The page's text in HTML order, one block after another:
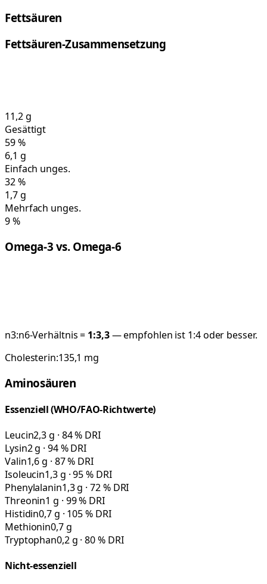
Fettsäuren
Fettsäuren-Zusammensetzung
11,2g
Gesättigt
59%
6,1 g
Einfach unges.
32%
1,7g
Mehrfach unges.
9%
Omega-3 vs. Omega-6
n3:n6-Verhältnis = 1:3,3— empfohlen ist 1:4 oder besser.
Cholesterin:135,1 mg
Aminosäuren
Essenziell (WHO/FAO-Richtwerte)
Leucin2,3 g · 84 % DRI
Lysin2 g · 94 % DRI
Valin1,6 g · 87 % DRI
Isoleucin1,3 g · 95 % DRI
Phenylalanin1,3 g · 72 % DRI
Threonin1 g · 99 % DRI
Histidin0,7 g · 105 % DRI
Methionin0,7 g
Tryptophan0,2 g · 80 % DRI
Nicht-essenziell